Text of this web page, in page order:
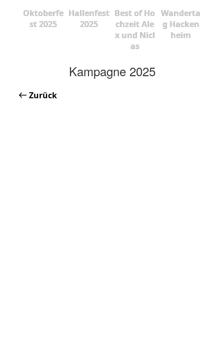
Oktoberfe
st 2025
Hallenfest
2025
Best of Ho
chzeit Ale
x und Nicl
as
Wanderta
g Hacken
heim
Kampagne 2025
Zurück